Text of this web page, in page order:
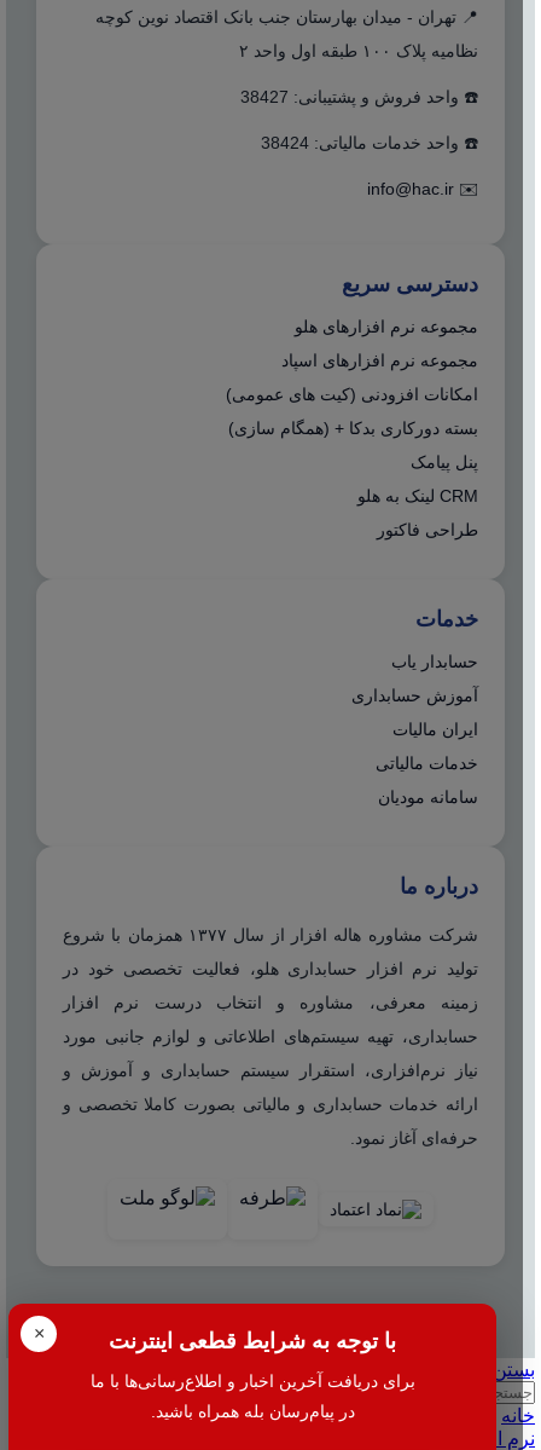
× با توجه به شرایط قطعی اینترنت
برای دریافت آخرین اخبار و اطلاع‌رسانی‌ها با ما
در پیام‌رسان بله همراه باشید.
📍 تهران - میدان بهارستان جنب بانک اقتصاد نوین کوچه
نظامیه پلاک ۱۰۰ طبقه اول واحد ۲
☎️ واحد فروش و پشتیبانی: 38427
☎️ واحد خدمات مالیاتی: 38424
✉️
info@hac.ir
دسترسی سریع
مجموعه نرم افزارهای هلو
مجموعه نرم افزارهای اسپاد
امکانات افزودنی (کیت های عمومی)
بسته دورکاری بدکا + (همگام سازی)
پنل پیامک
CRM لینک به هلو
طراحی فاکتور
خدمات
حسابدار یاب
آموزش حسابداری
ایران مالیات
خدمات مالیاتی
سامانه مودیان
درباره ما
شرکت مشاوره هاله افزار از سال ۱۳۷۷ همزمان با شروع
تولید نرم افزار حسابداری هلو، فعالیت تخصصی خود در
زمینه معرفی، مشاوره و انتخاب درست نرم افزار
حسابداری، تهیه سیستم‌های اطلاعاتی و لوازم جانبی مورد
نیاز نرم‌افزاری، استقرار سیستم حسابداری و آموزش و
ارائه خدمات حسابداری و مالیاتی بصورت کاملا تخصصی و
حرفه‌ای آغاز نمود.
بستن
جستجو
خانه
نرم افزار